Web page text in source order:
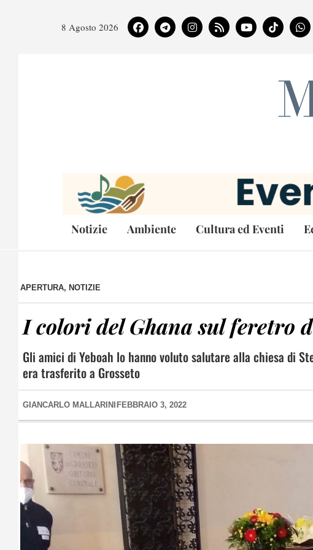
8 Agosto 2026
Notizie Ambiente Cultura ed Eventi
APERTURA, NOTIZIE
I colori del Ghana sul feretro
Gli amici di Yeboah lo hanno voluto salutare alla chiesa di
era trasferito a Grosseto
GIANCARLO MALLARINI FEBBRAIO 3, 2022